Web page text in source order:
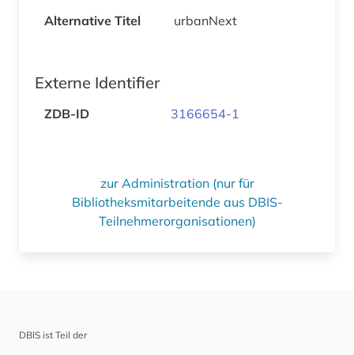
Alternative Titel urbanNext
Externe Identifier
ZDB-ID 3166654-1
zur Administration (nur für
Bibliotheksmitarbeitende aus DBIS-
Teilnehmerorganisationen)
DBIS ist Teil der